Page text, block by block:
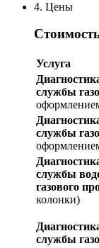
4. Цены
Услуга
службы
службы
службы
газового
колонки)
службы